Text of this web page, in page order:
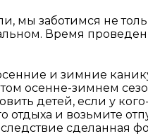
мы заботимся не
Время
и зимние
осенне-зимнем
детей, если у
отдыха и возьмите
сделанная